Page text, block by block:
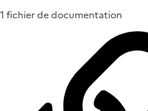
1 fichier de documentation